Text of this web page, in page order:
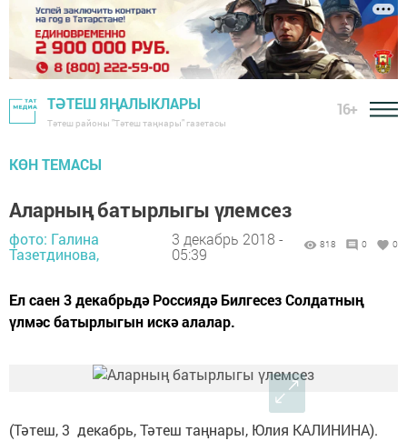
ТӘТЕШ ЯҢАЛЫКЛАРЫ
Тәтеш районы "Тәтеш таңнары" газетасы
16+
КӨН ТЕМАСЫ
Аларның батырлыгы үлемсез
фото: Галина
Тазетдинова,
3 декабрь 2018 -
05:39
818 0 0
Ел саен 3 декабрьдә Россиядә Билгесез Солдатның
үлмәс батырлыгын искә алалар.
(Тәтеш, 3 декабрь, Тәтеш таңнары, Юлия КАЛИНИНА).